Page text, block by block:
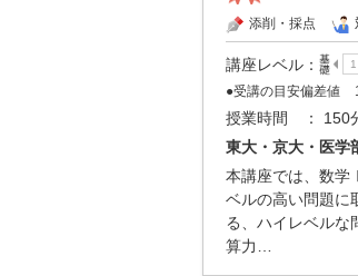
添削・採点
講座レベル ：
●受講の目安偏差値
授業時間
：
東大・京大・医学
本講座では、数
ベルの高い問題に
る、ハイレベルな
算力…